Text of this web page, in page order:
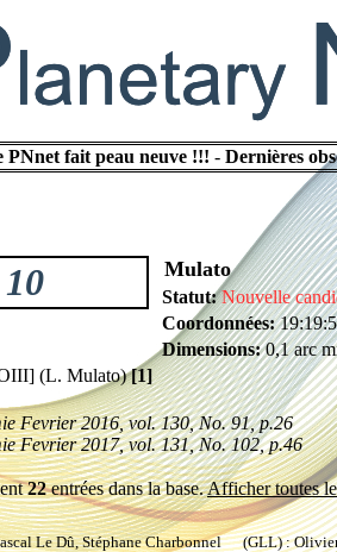
PNnet fait peau neuve !!! - Dernières
Mulato
Statut: Nouvelle
Coordonnées:
Dimensions:0,1 arc
(L. Mulato)[1]
2016, vol. 130, No. 91, p.26
2017, vol. 131, No. 102, p.46
22entrées dans la base.Afficher toutes
Le Dû, Stéphane Charbonnel (GLL) :